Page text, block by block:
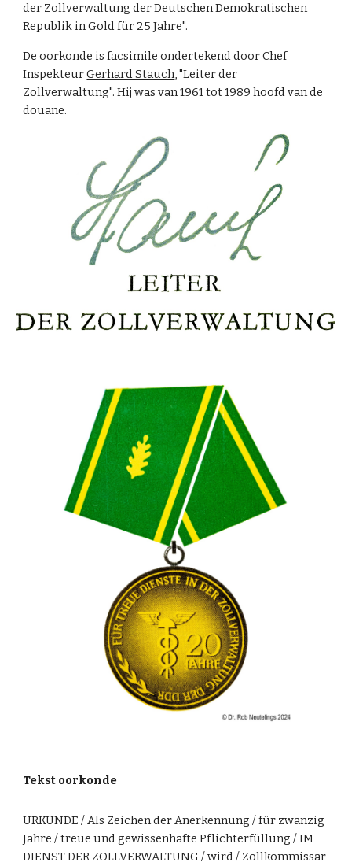
der Zollverwaltung der Deutschen Demokratischen
Republik in Gold für 25 Jahre".
De oorkonde is facsimile ondertekend door Chef
InspekteurGerhard Stauch, "Leiter der
Zollverwaltung". Hij was van 1961 tot 1989 hoofd van de
douane.
Tekst oorkonde
URKUNDE / Als Zeichen der Anerkennung / für zwanzig
Jahre / treue und gewissenhafte Pflichterfüllung / IM
DIENST DER ZOLLVERWALTUNG / wird / Zollkommissar